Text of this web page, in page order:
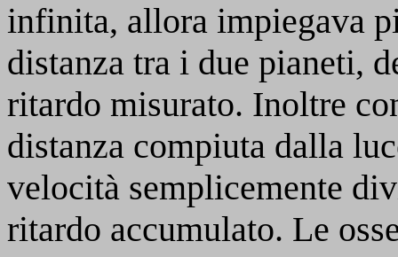
infinita, allora impiegava
distanza tra i due pianeti,
ritardo misurato. Inoltre
distanza compiuta dalla
velocità semplicemente
ritardo accumulato. Le